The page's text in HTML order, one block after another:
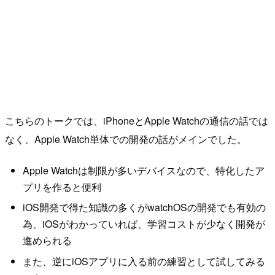
こちらのトークでは、iPhoneとApple Watchの通信の話では
なく、Apple Watch単体での開発の話がメインでした。
Apple Watchは制限が多いデバイスなので、特化したア
プリを作ると便利
iOS開発で得た知識の多くがwatchOSの開発でも有効の
為、iOSがわかっていれば、学習コストが少なく開発が
進められる
また、逆にiOSアプリに入る前の練習として試してみる